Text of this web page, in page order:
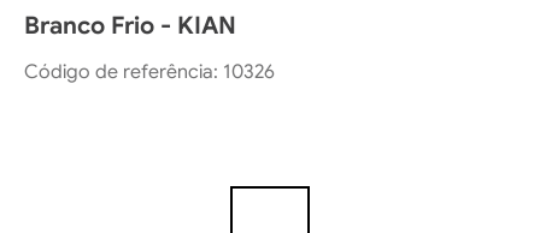
Branco Frio - KIAN
Código de referência: 10326